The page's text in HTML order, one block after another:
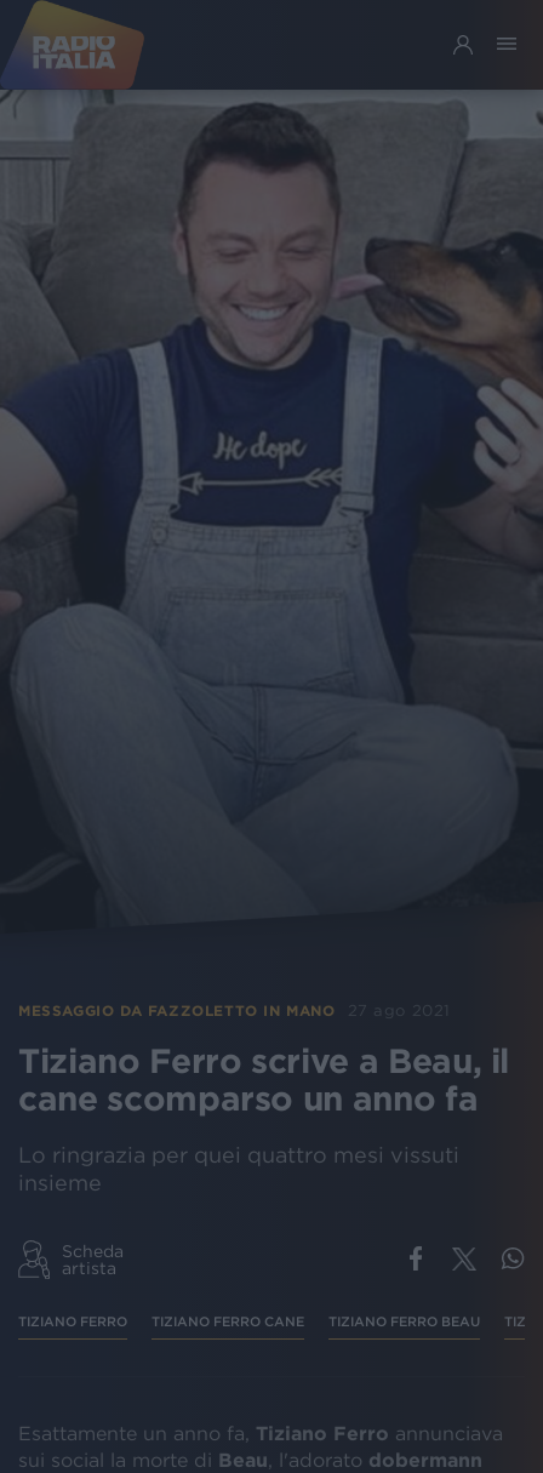
MESSAGGIO DA FAZZOLETTO IN MANO 27 ago 2021
Tiziano Ferro scrive a Beau, il
cane scomparso un anno fa
Lo ringrazia per quei quattro mesi vissuti
insieme
Scheda
artista
TIZIANO FERRO TIZIANO FERRO CANE TIZIANO FERRO BEAU
Esattamente un anno fa, Tiziano Ferro annunciava
sui social la morte di Beau , l'adorato dobermann